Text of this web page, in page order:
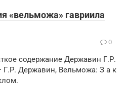
«вельможа» гавриила
0
содержание Державин Г.Р.
Г.Р. Державин, Вельможа: З а к